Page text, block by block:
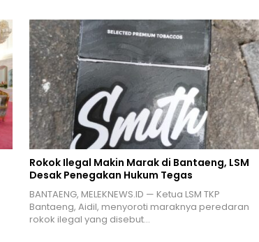
Rokok Ilegal Makin Marak di Bantaeng, LSM
Desak Penegakan Hukum Tegas
BANTAENG, MELEKNEWS.ID — Ketua LSM TKP
Bantaeng, Aidil, menyoroti maraknya peredaran
rokok ilegal yang disebut…